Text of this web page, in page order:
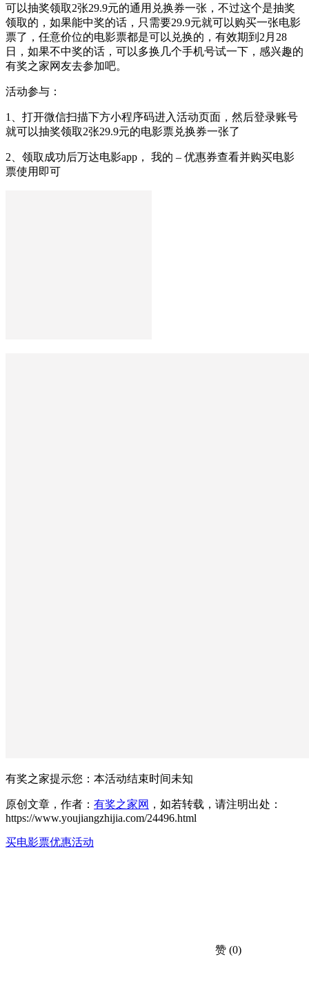
可以抽奖领取2张29.9元的通用兑换券一张，不过这个是抽奖
领取的，如果能中奖的话，只需要29.9元就可以购买一张电影
票了，任意价位的电影票都是可以兑换的，有效期到2月28
日，如果不中奖的话，可以多换几个手机号试一下，感兴趣的
有奖之家网友去参加吧。
活动参与：
1、打开微信扫描下方小程序码进入活动页面，然后登录账号
就可以抽奖领取2张29.9元的电影票兑换券一张了
2、领取成功后万达电影app， 我的 – 优惠券查看并购买电影
票使用即可
有奖之家提示您： 本活动结束时间未知
原创文章，作者： 有奖之家网 ，如若转载，请注明出处：
https://www.youjiangzhijia.com/24496.html
买电影票优惠活动
赞 (0)